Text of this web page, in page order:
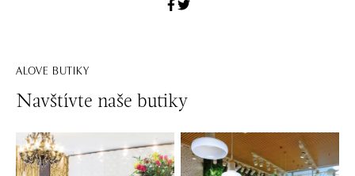
ALOVE BUTIKY
Navštívte naše butiky